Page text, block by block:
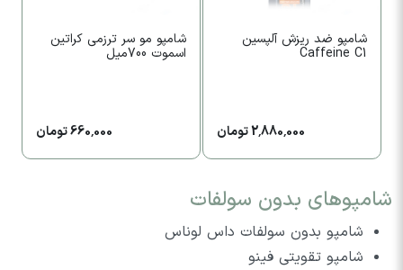
شامپو ضد ریزش آلپسین
Caffeine C1
2,880,000 تومان
شامپو مو سر ترزمی کراتین
اسموت 700میل
660,000 تومان
شامپوهای بدون سولفات
شامپو بدون سولفات داس لوناس
شامپو تقویتی فینو